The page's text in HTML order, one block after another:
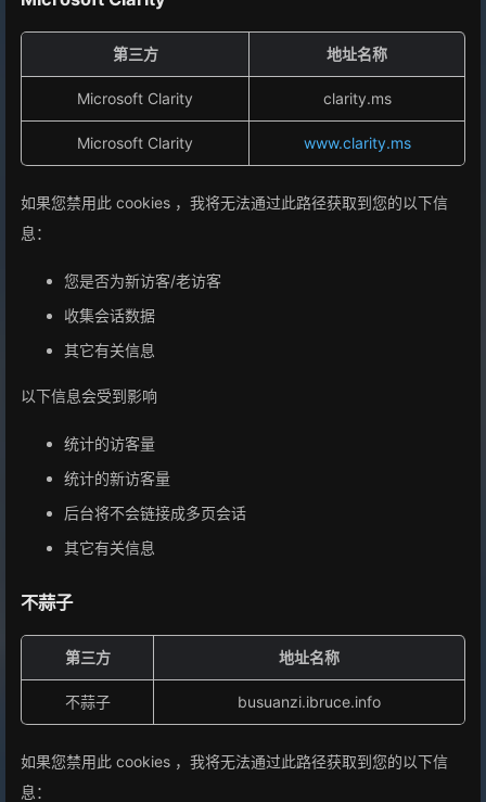
第三方 地址名称
Microsoft Clarity clarity.ms
Microsoft Clarity www.clarity.ms
如果您禁用此 cookies ，我将无法通过此路径获取到您的以下信
息：
您是否为新访客/老访客
收集会话数据
其它有关信息
以下信息会受到影响
统计的访客量
统计的新访客量
后台将不会链接成多页会话
其它有关信息
不蒜子
第三方 地址名称
不蒜子 busuanzi.ibruce.info
如果您禁用此 cookies ，我将无法通过此路径获取到您的以下信
息：